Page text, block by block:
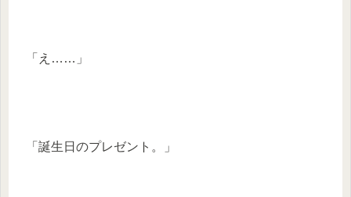
「え……」
「誕生日のプレゼント。」